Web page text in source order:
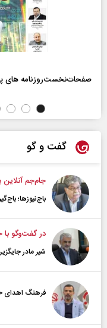
صفحات‌نخست‌روزنامه ها‌ی پنجشنبه‌۱۵
گفت و گو
جام‌جم
باج‌نیوزها؛
در گفت‌و‌گو
شیر مادر
فرهنگ اهدای